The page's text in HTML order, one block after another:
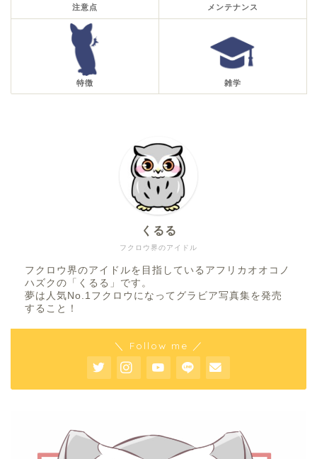
注意点 メンテナンス
特徴 雑学
フクロウ界のアイドル
くるる
フクロウ界のアイドルを目指しているアフリカオオコノ
ハズクの「くるる」です。
夢は人気No.1フクロウになってグラビア写真集を発売
すること！
＼ Follow me ／